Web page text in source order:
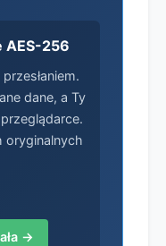
AES-256
dane, a Ty
oryginalnych
→